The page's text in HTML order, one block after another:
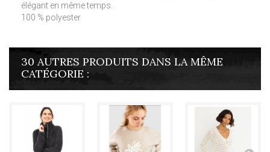
élégant en même temps.
100 % polyester
30 AUTRES PRODUITS DANS LA MÊME
CATÉGORIE :